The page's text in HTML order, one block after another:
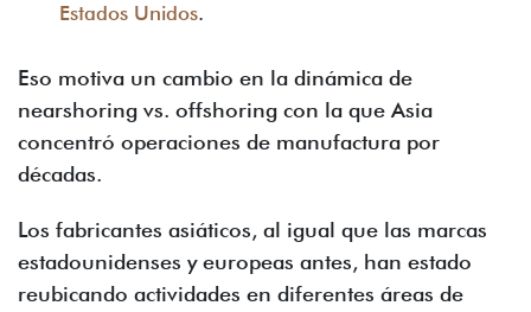
Estados Unidos.
Eso motiva un cambio en la dinámica de
nearshoring vs. offshoring con la que Asia
concentró operaciones de manufactura por
décadas.
Los fabricantes asiáticos, al igual que las marcas
estadounidenses y europeas antes, han estado
reubicando actividades en diferentes áreas de